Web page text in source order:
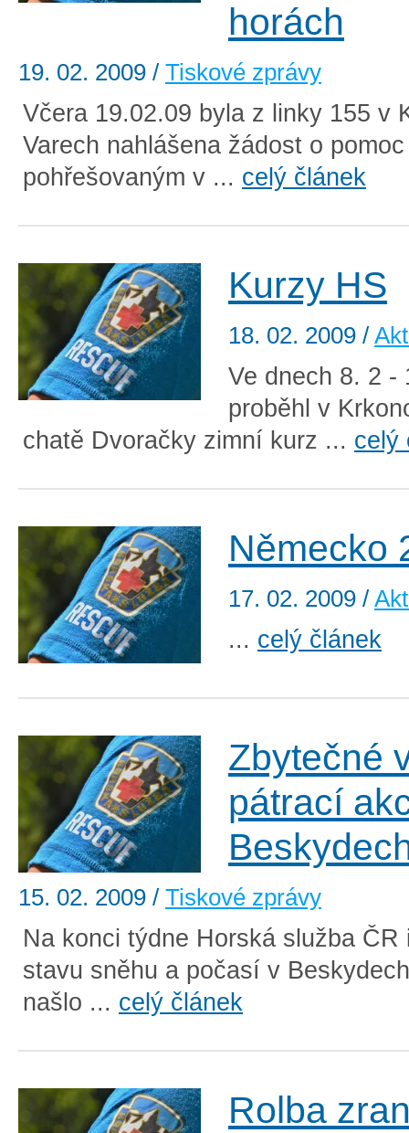
horách
19. 02. 2009 / Tiskové zprávy
Včera 19.02.09 byla z linky 155 v
Varech nahlášena žádost o pomoc
pohřešovaným v ... celý článek
Kurzy HS
18. 02. 2009 /
Ve dnech 8. 2 -
proběhl v
chatě Dvoračky zimní kurz ... celý
Německo
17. 02. 2009 /
... celý článek
Zbytečné
pátrací
15. 02. 2009 / Tiskové zprávy
Na konci týdne Horská služba ČR
stavu sněhu a počasí v
našlo ... celý článek
Rolba